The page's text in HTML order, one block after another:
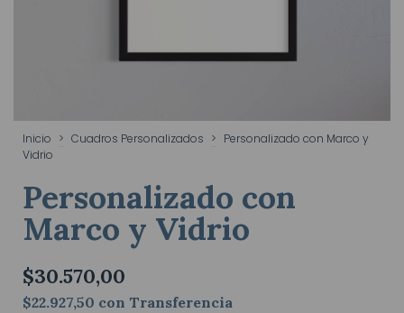
Inicio > Cuadros Personalizados > Personalizado con Marco y
Vidrio
Personalizado con
Marco y Vidrio
$30.570,00
$22.927,50 con Transferencia